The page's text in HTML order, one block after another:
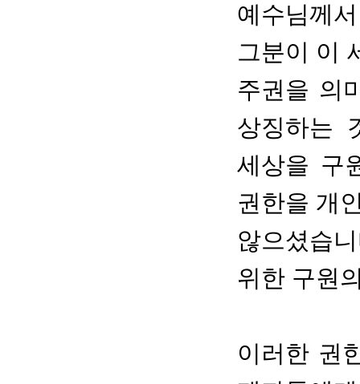
예수님께
그분이 이
주권을 의
상징하는
세상을 구
권한을 개
않으셨습
위한 구원
이러한 권